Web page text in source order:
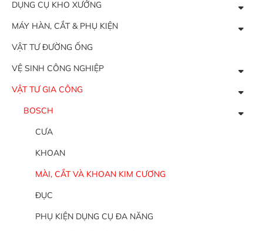
DỤNG CỤ KHO XƯỞNG
MÁY HÀN, CẮT & PHỤ KIỆN
VẬT TƯ ĐƯỜNG ỐNG
VỆ SINH CÔNG NGHIỆP
VẬT TƯ GIA CÔNG
BOSCH
CƯA
KHOAN
MÀI, CẮT VÀ KHOAN KIM CƯƠNG
ĐỤC
PHỤ KIỆN DỤNG CỤ ĐA NĂNG